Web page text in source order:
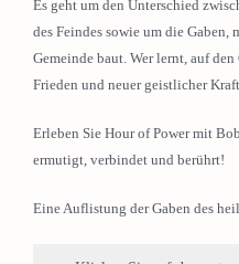
Es geht um den Unterschied
des Feindes sowie um die
Gemeinde baut. Wer lernt, auf
Frieden und neuer geistlicher
Erleben Sie Hour of Power mit
ermutigt, verbindet und berührt!
Eine Auflistung der Gaben des